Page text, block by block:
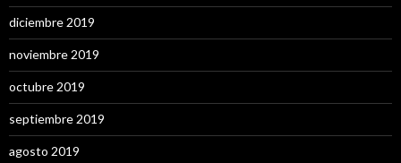
diciembre 2019
noviembre 2019
octubre 2019
septiembre 2019
agosto 2019